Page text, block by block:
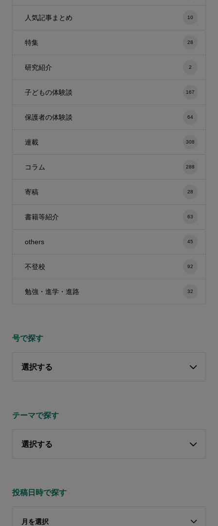
人気記事まとめ 10
特集 28
研究紹介 2
子どもの体験談 167
保護者の体験談 64
連載 308
コラム 288
寄稿 28
書籍等紹介 63
others 45
不登校 92
勉強・進学・進路 32
号で探す
選択する
テーマで探す
選択する
投稿日時で探す
月を選択